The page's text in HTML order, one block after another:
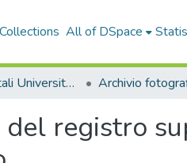
All of DSpace
Collezioni Digitali Università della Calabria
registro